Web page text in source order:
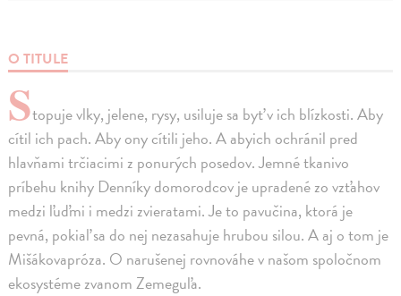
O TITULE
Stopuje vlky, jelene, rysy, usiluje sa byť v ich blízkosti. Aby
cítil ich pach. Aby ony cítili jeho. A abyich ochránil pred
hlavňami trčiacimi z ponurých posedov. Jemné tkanivo
príbehu knihy Denníky domorodcov je upradené zo vzťahov
medzi ľuďmi i medzi zvieratami. Je to pavučina, ktorá je
pevná, pokiaľ sa do nej nezasahuje hrubou silou. A aj o tom je
Mišákovapróza. O narušenej rovnováhe v našom spoločnom
ekosystéme zvanom Zemeguľa.